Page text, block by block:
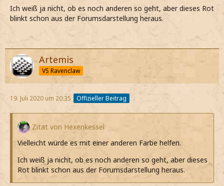
Ich weiß ja nicht, ob es noch anderen so geht, aber dieses Rot
blinkt schon aus der Forumsdarstellung heraus.
Artemis
VS Ravenclaw
19. Juli 2020 um 20:35 Offizieller Beitrag
Zitat von Hexenkessel
Vielleicht würde es mit einer anderen Farbe helfen.
Ich weiß ja nicht, ob es noch anderen so geht, aber dieses
Rot blinkt schon aus der Forumsdarstellung heraus.